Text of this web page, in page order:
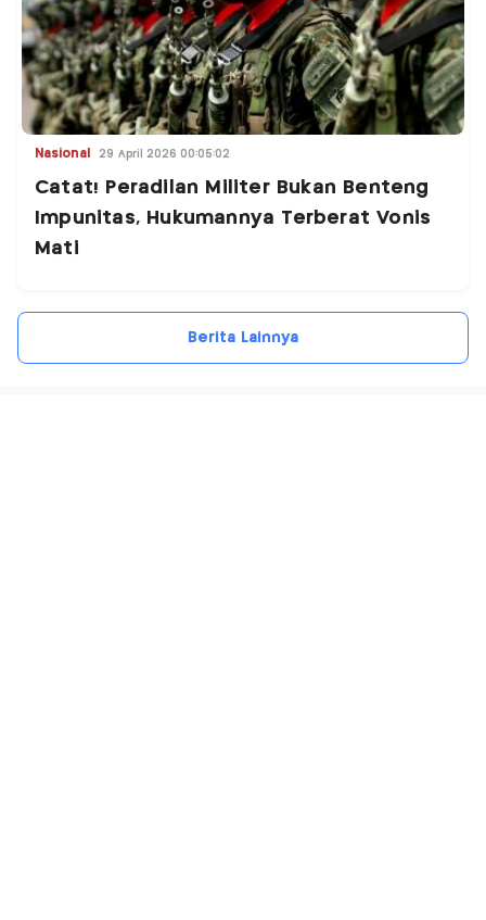
Nasional 29 April 2026 00:05:02
Catat! Peradilan Militer Bukan Benteng
Impunitas, Hukumannya Terberat Vonis
Mati
Berita Lainnya